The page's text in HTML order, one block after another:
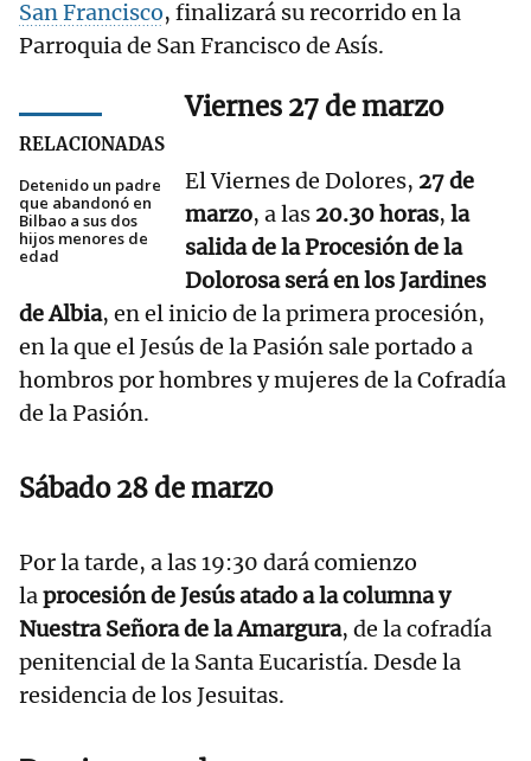
San Francisco, finalizará su recorrido en la
Parroquia de San Francisco de Asís.
RELACIONADAS
Detenido un padre
que abandonó en
Bilbao a sus dos
hijos menores de
edad
Viernes 27 de marzo
El Viernes de Dolores, 27 de
marzo, a las 20.30 horas, la
salida de la Procesión de la
Dolorosa será en los Jardines
de Albia, en el inicio de la primera procesión,
en la que el Jesús de la Pasión sale portado a
hombros por hombres y mujeres de la Cofradía
de la Pasión.
Sábado 28 de marzo
Por la tarde, a las 19:30 dará comienzo
laprocesión de Jesús atado a la columna y
Nuestra Señora de la Amargura, de la cofradía
penitencial de la Santa Eucaristía. Desde la
residencia de los Jesuitas.